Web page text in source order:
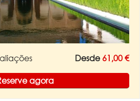
Desde 61,00 €
agora